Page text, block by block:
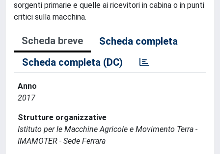
sorgenti primarie e quelle ai ricevitori in cabina o in punti
critici sulla macchina.
Scheda breve
Scheda completa
Scheda completa (DC)
Anno
2017
Strutture organizzative
Istituto per le Macchine Agricole e Movimento Terra -
IMAMOTER - Sede Ferrara